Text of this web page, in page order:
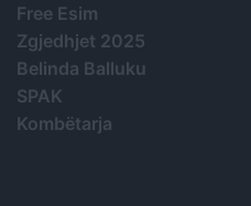
Free Esim
Zgjedhjet 2025
Belinda Balluku
SPAK
Kombëtarja